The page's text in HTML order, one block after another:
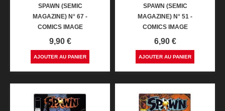
SPAWN (SEMIC
MAGAZINE) N° 67 -
COMICS IMAGE
Prix
9,90 €
AJOUTER AU PANIER
SPAWN (SEMIC
MAGAZINE) N° 51 -
COMICS IMAGE
Prix
6,90 €
AJOUTER AU PANIER